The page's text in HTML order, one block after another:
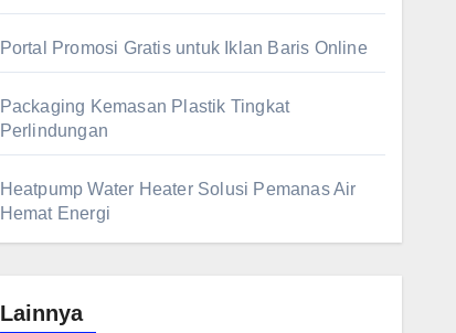
Portal Promosi Gratis untuk Iklan Baris Online
Packaging Kemasan Plastik Tingkat
Perlindungan
Heatpump Water Heater Solusi Pemanas Air
Hemat Energi
Lainnya